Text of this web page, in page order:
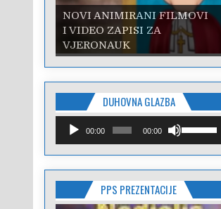
NOVI ANIMIRANI FILMOVI
I VIDEO ZAPISI ZA
VJERONAUK
DUHOVNA GLAZBA
Reproduktor
audiozapisa
00:00 00:00
tipke
kako
biste
PPS PREZENTACIJE